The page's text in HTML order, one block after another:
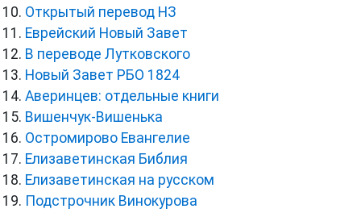
Открытый перевод НЗ
Еврейский Новый Завет
В переводе Лутковского
Новый Завет РБО 1824
Аверинцев: отдельные книги
Вишенчук-Вишенька
Остромирово Евангелие
Елизаветинская Библия
Елизаветинская на русском
Подстрочник Винокурова